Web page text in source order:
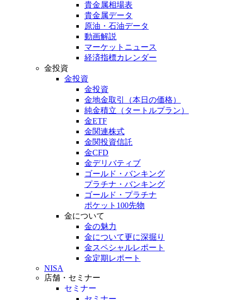
貴金属相場表
貴金属データ
原油・石油データ
動画解説
マーケットニュース
経済指標カレンダー
金投資
金投資
金投資
金地金取引
（本日の価格）
純金積立 （タートルプラン）
金ETF
金関連株式
金関投資信託
金CFD
金デリバティブ
ゴールド・バンキング
プラチナ・バンキング
ゴールド・プラチナ
ポケット100先物
金について
金の魅力
金について更に深掘り
金スペシャルレポート
金定期レポート
NISA
店舗・セミナー
セミナー